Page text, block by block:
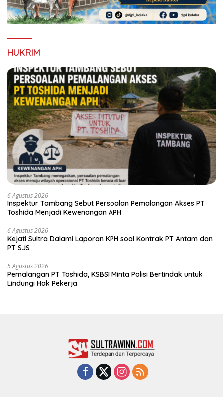
HUKRIM
6 Agustus 2026
Inspektur Tambang Sebut Persoalan Pemalangan Akses PT
Toshida Menjadi Kewenangan APH
6 Agustus 2026
Kejati Sultra Dalami Laporan KPH soal Kontrak PT Antam dan
PT SJS
5 Agustus 2026
Pemalangan PT Toshida, KSBSI Minta Polisi Bertindak untuk
Lindungi Hak Pekerja